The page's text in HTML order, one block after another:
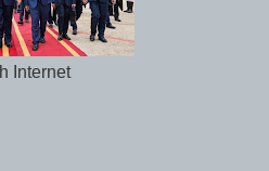
Internet